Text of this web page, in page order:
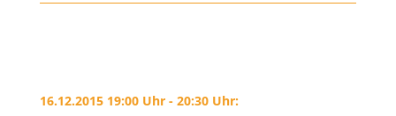
16.12.2015 19:00 Uhr - 20:30 Uhr: